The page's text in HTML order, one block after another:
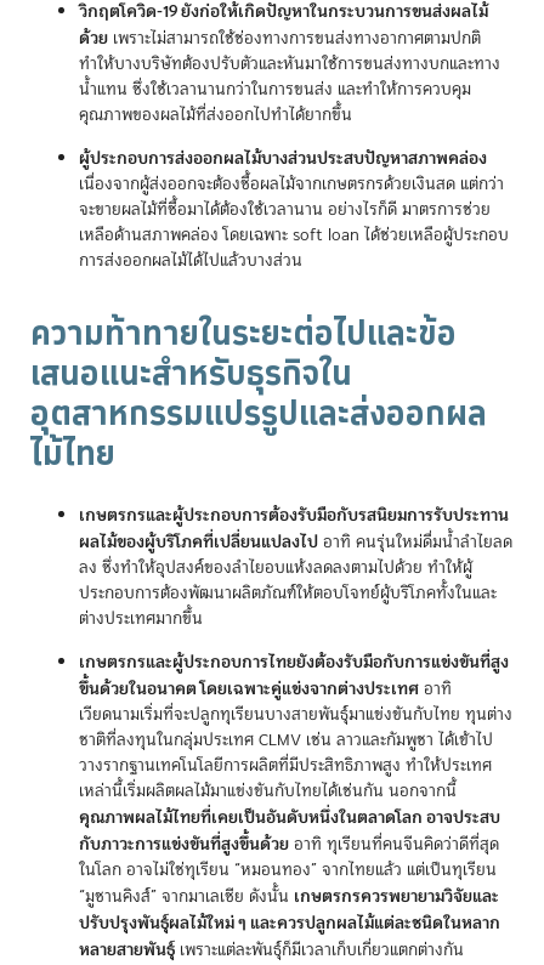
วิกฤตโควิด-19 ยังก่อให้เกิดปัญหาในกระบวนการขนส่งผลไม้
ด้วย เพราะไม่สามารถใช้ช่องทางการขนส่งทางอากาศตามปกติ
ทำให้บางบริษัทต้องปรับตัวและหันมาใช้การขนส่งทางบกและทาง
น้ำแทน ซึ่งใช้เวลานานกว่าในการขนส่ง และทำให้การควบคุม
คุณภาพของผลไม้ที่ส่งออกไปทำได้ยากขึ้น
ผู้ประกอบการส่งออกผลไม้บางส่วนประสบปัญหาสภาพคล่อง
เนื่องจากผู้ส่งออกจะต้องซื้อผลไม้จากเกษตรกรด้วยเงินสด แต่กว่า
จะขายผลไม้ที่ซื้อมาได้ต้องใช้เวลานาน อย่างไรก็ดี มาตรการช่วย
เหลือด้านสภาพคล่อง โดยเฉพาะ soft loan ได้ช่วยเหลือผู้ประกอบ
การส่งออกผลไม้ได้ไปแล้วบางส่วน
ความท้าทายในระยะต่อไปและข้อ
เสนอแนะสำหรับธุรกิจใน
อุตสาหกรรมแปรรูปและส่งออกผล
ไม้ไทย
เกษตรกรและผู้ประกอบการต้องรับมือกับรสนิยมการรับประทาน
ผลไม้ของผู้บริโภคที่เปลี่ยนแปลงไปอาทิ คนรุ่นใหม่ดื่มน้ำลำไยลด
ลง ซึ่งทำให้อุปสงค์ของลำไยอบแห้งลดลงตามไปด้วย ทำให้ผู้
ประกอบการต้องพัฒนาผลิตภัณฑ์ให้ตอบโจทย์ผู้บริโภคทั้งในและ
ต่างประเทศมากขึ้น
เกษตรกรและผู้ประกอบการไทยยังต้องรับมือกับการแข่งขันที่สูง
ขึ้นด้วยในอนาคต โดยเฉพาะคู่แข่งจากต่างประเทศอาทิ
เวียดนามเริ่มที่จะปลูกทุเรียนบางสายพันธุ์มาแข่งขันกับไทย ทุนต่าง
ชาติที่ลงทุนในกลุ่มประเทศ CLMV เช่น ลาวและกัมพูชา ได้เข้าไป
วางรากฐานเทคโนโลยีการผลิตที่มีประสิทธิภาพสูง ทำให้ประเทศ
เหล่านี้เริ่มผลิตผลไม้มาแข่งขันกับไทยได้เช่นกัน นอกจากนี้
คุณภาพผลไม้ไทยที่เคยเป็นอันดับหนึ่งในตลาดโลก อาจประสบ
กับภาวะการแข่งขันที่สูงขึ้นด้วยอาทิ ทุเรียนที่คนจีนคิดว่าดีที่สุด
ในโลก อาจไม่ใช่ทุเรียน “หมอนทอง” จากไทยแล้ว แต่เป็นทุเรียน
“มูซานคิงส์” จากมาเลเซีย ดังนั้น เกษตรกรควรพยายามวิจัยและ
ปรับปรุงพันธุ์ผลไม้ใหม่ ๆ และควรปลูกผลไม้แต่ละชนิดในหลาก
หลายสายพันธุ์ เพราะแต่ละพันธุ์ก็มีเวลาเก็บเกี่ยวแตกต่างกัน